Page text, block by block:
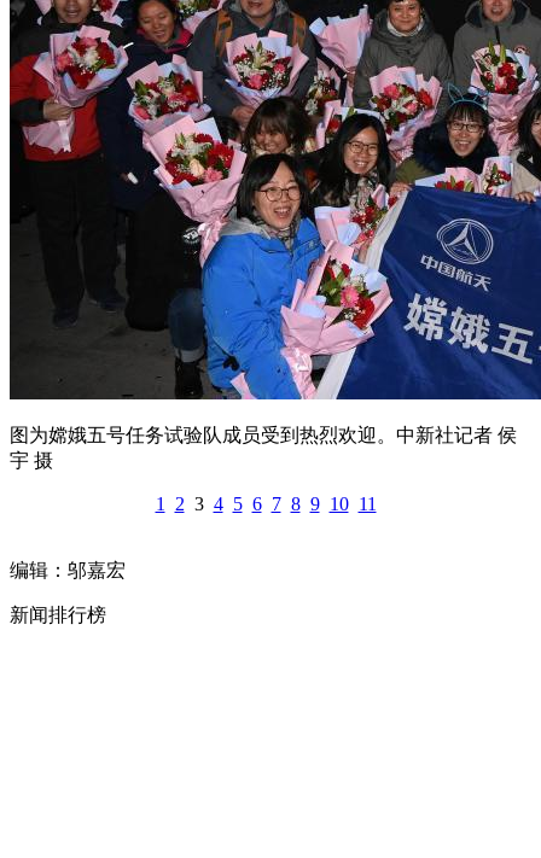
图为嫦娥五号任务试验队成员受到热烈欢迎。中新社记者 侯
宇 摄
1 2 3 4 5 6 7 8 9 10 11
编辑：邬嘉宏
新闻排行榜